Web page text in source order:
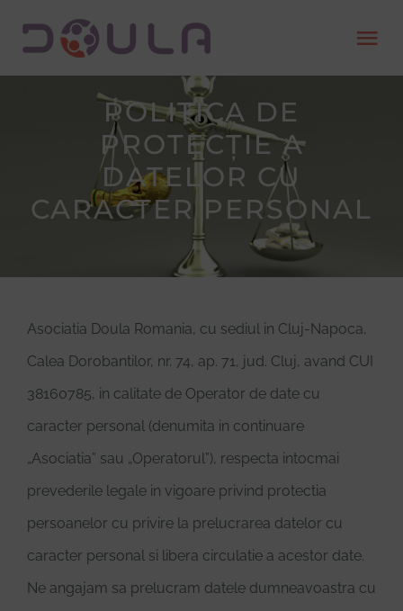
content
Găsește o doula
Devino doula
Contact
Donează
POLITICA DE
PROTECȚIE A
DATELOR CU
CARACTER PERSONAL
Asociatia Doula Romania, cu sediul in Cluj-Napoca,
Calea Dorobantilor, nr. 74, ap. 71, jud. Cluj, avand CUI
38160785, in calitate de Operator de date cu
caracter personal (denumita in continuare
„Asociatia” sau „Operatorul”), respecta intocmai
prevederile legale in vigoare privind protectia
persoanelor cu privire la prelucrarea datelor cu
caracter personal si libera circulatie a acestor date.
Ne angajam sa prelucram datele dumneavoastra cu